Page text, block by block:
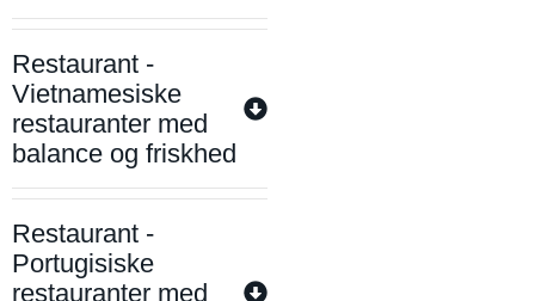
Restaurant -
Vietnamesiske
restauranter med
balance og friskhed
Restaurant -
Portugisiske
restauranter med